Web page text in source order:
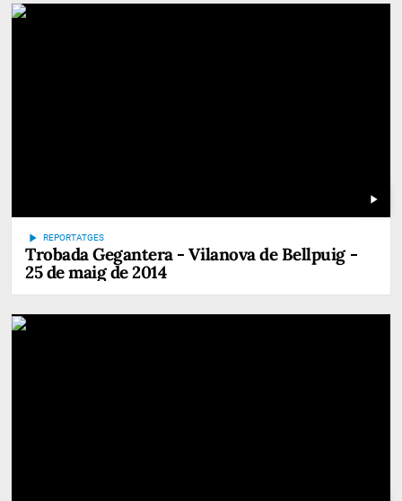
play_arrow
play_arrow REPORTATGES
Trobada Gegantera - Vilanova de Bellpuig -
25 de maig de 2014